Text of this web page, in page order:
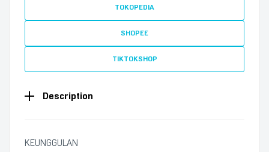
TOKOPEDIA
SHOPEE
TIKTOKSHOP
Description
KEUNGGULAN